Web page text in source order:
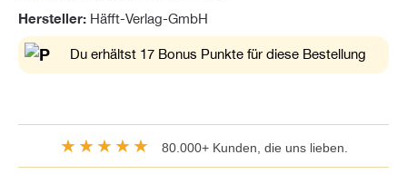
Hersteller: Häfft-Verlag-GmbH
Du erhältst 17 Bonus Punkte für diese Bestellung
★★★★★ 80.000+ Kunden, die uns lieben.